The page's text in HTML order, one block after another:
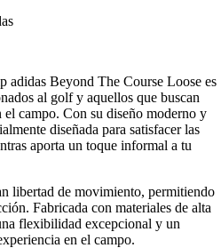
adidas Beyond The Course Loose es
al golf y aquellos que buscan
campo. Con su diseño moderno y
diseñada para satisfacer las
aporta un toque informal a tu
libertad de movimiento, permitiendo
Fabricada con materiales de alta
flexibilidad excepcional y un
en el campo.